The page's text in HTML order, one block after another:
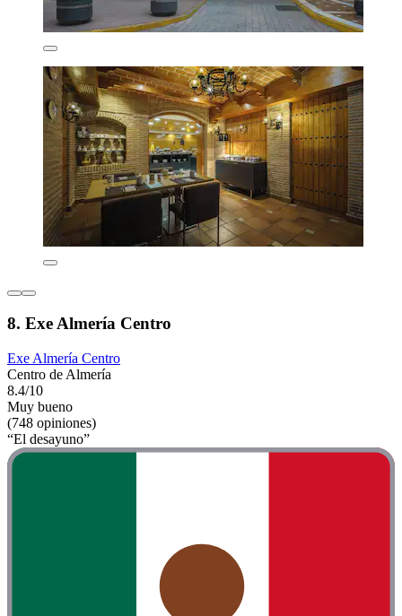
8. Exe Almería Centro
Exe Almería Centro
Centro de Almería
8.4/10
Muy bueno
(748 opiniones)
“El desayuno”